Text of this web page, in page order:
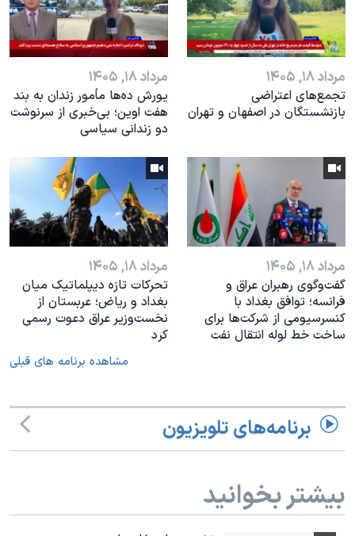
مرداد ۱۸, ۱۴۰۵
تجمع‌های اعتراضی
بازنشستگان در اصفهان و تهران
مرداد ۱۸, ۱۴۰۵
یورش ده‌ها مأمور زندان به بند
هفت اوین؛ بی‌خبری از سرنوشت
دو زندانی سیاسی
مرداد ۱۸, ۱۴۰۵
گفت‌وگوی رهبران عراق و
فرانسه؛ توافق بغداد با
کنسرسیومی از شرکت‌ها برای
ساخت خط لوله انتقال نفت
مرداد ۱۸, ۱۴۰۵
تحرکات تازه دیپلماتیک میان
بغداد و ریاض؛ عربستان از
نخست‌وزیر عراق دعوت رسمی
کرد
مشاهده برنامه های قبلی
برنامه‌های تلویزیون
بیشتر بخوانید